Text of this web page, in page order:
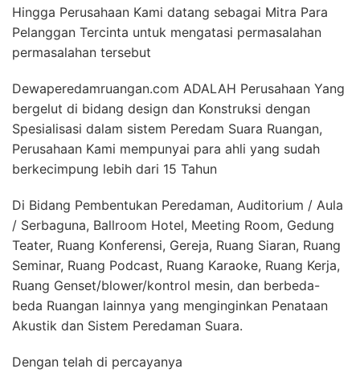
Hingga Perusahaan Kami datang sebagai Mitra Para
Pelanggan Tercinta untuk mengatasi permasalahan
permasalahan tersebut
Dewaperedamruangan.com ADALAH Perusahaan Yang
bergelut di bidang design dan Konstruksi dengan
Spesialisasi dalam sistem Peredam Suara Ruangan,
Perusahaan Kami mempunyai para ahli yang sudah
berkecimpung lebih dari 15 Tahun
Di Bidang Pembentukan Peredaman, Auditorium / Aula
/ Serbaguna, Ballroom Hotel, Meeting Room, Gedung
Teater, Ruang Konferensi, Gereja, Ruang Siaran, Ruang
Seminar, Ruang Podcast, Ruang Karaoke, Ruang Kerja,
Ruang Genset/blower/kontrol mesin, dan berbeda-
beda Ruangan lainnya yang menginginkan Penataan
Akustik dan Sistem Peredaman Suara.
Dengan telah di percayanya